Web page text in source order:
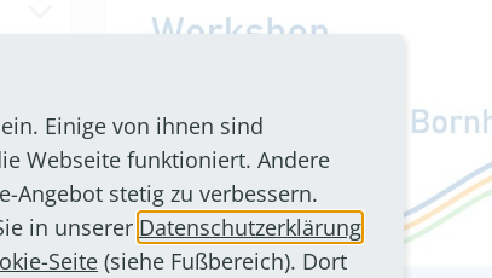
Einige von ihnen sind
Webseite funktioniert. Andere
Angebot stetig zu verbessern.
in unserer Datenschutzerklärung
Seite (siehe Fußbereich). Dort